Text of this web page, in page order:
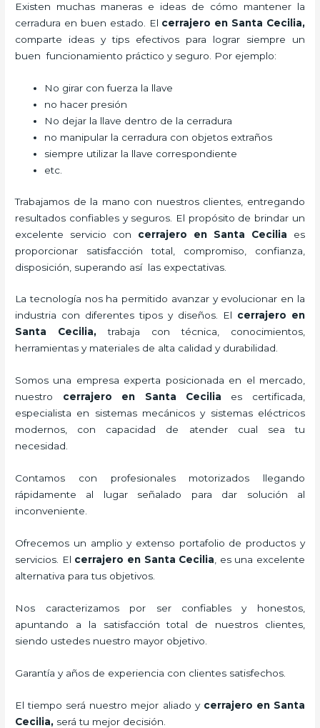
Existen muchas maneras e ideas de cómo mantener la
cerradura en buen estado. El cerrajero en Santa Cecilia,
comparte ideas y tips efectivos para lograr siempre un
buen funcionamiento práctico y seguro. Por ejemplo:
No girar con fuerza la llave
no hacer presión
No dejar la llave dentro de la cerradura
no manipular la cerradura con objetos extraños
siempre utilizar la llave correspondiente
etc.
Trabajamos de la mano con nuestros clientes, entregando
resultados confiables y seguros. El propósito de brindar un
excelente servicio con cerrajero en Santa Cecilia es
proporcionar satisfacción total, compromiso, confianza,
disposición, superando así las expectativas.
La tecnología nos ha permitido avanzar y evolucionar en la
industria con diferentes tipos y diseños. El cerrajero en
Santa Cecilia,trabaja con técnica, conocimientos,
herramientas y materiales de alta calidad y durabilidad.
Somos una empresa experta posicionada en el mercado,
nuestro cerrajero en Santa Cecilia es certificada,
especialista en sistemas mecánicos y sistemas eléctricos
modernos, con capacidad de atender cual sea tu
necesidad.
Contamos con profesionales motorizados llegando
rápidamente al lugar señalado para dar solución al
inconveniente.
Ofrecemos un amplio y extenso portafolio de productos y
servicios. El cerrajero en Santa Cecilia , es una excelente
alternativa para tus objetivos.
Nos caracterizamos por ser confiables y honestos,
apuntando a la satisfacción total de nuestros clientes,
siendo ustedes nuestro mayor objetivo.
Garantía y años de experiencia con clientes satisfechos.
El tiempo será nuestro mejor aliado y cerrajero en Santa
Cecilia, será tu mejor decisión.